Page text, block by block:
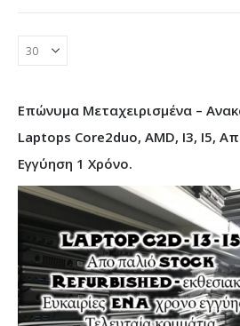
Επώνυμα Μεταχειρισμένα –
Laptops Core2duo, AMD, I3, I5,
Εγγύηση 1 Χρόνο.